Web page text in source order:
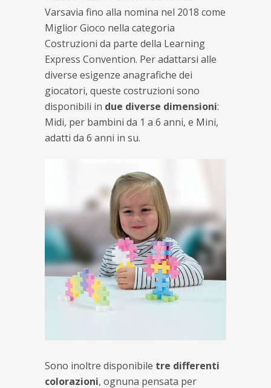
Varsavia fino alla nomina nel 2018 come
Miglior Gioco nella categoria
Costruzioni da parte della Learning
Express Convention. Per adattarsi alle
diverse esigenze anagrafiche dei
giocatori, queste costruzioni sono
disponibili in due diverse dimensioni:
Midi, per bambini da 1 a 6 anni, e Mini,
adatti da 6 anni in su.
Sono inoltre disponibile tre differenti
colorazioni, ognuna pensata per